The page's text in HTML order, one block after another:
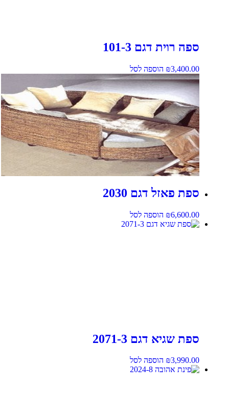
ספה רוית דגם 101-3
₪3,400.00 הוספה לסל
ספת פאזל דגם 2030
₪6,600.00 הוספה לסל
ספת שגיא דגם 2071-3
₪3,990.00 הוספה לסל